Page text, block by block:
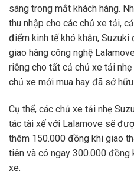
sáng trong mắt khách hàng.
thu nhập cho các chủ xe tải,
điểm kinh tế khó khăn,
giao hàng công nghệ
riêng cho tất cả chủ xe tải
chủ xe mới mua hay đã sở
Cụ thể, các chủ xe tải nhẹ
tác tài xế với Lalamove sẽ
thêm 150.000 đồng khi giao
tiên và có ngay 300.000 đồng
xe.